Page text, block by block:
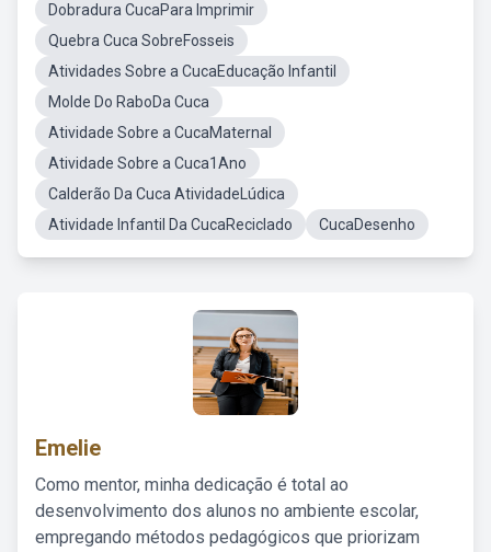
Dobradura CucaPara Imprimir
Quebra Cuca SobreFosseis
Atividades Sobre a CucaEducação Infantil
Molde Do RaboDa Cuca
Atividade Sobre a CucaMaternal
Atividade Sobre a Cuca1Ano
Calderão Da Cuca AtividadeLúdica
Atividade Infantil Da CucaReciclado
CucaDesenho
Emelie
Como mentor, minha dedicação é total ao
desenvolvimento dos alunos no ambiente escolar,
empregando métodos pedagógicos que priorizam